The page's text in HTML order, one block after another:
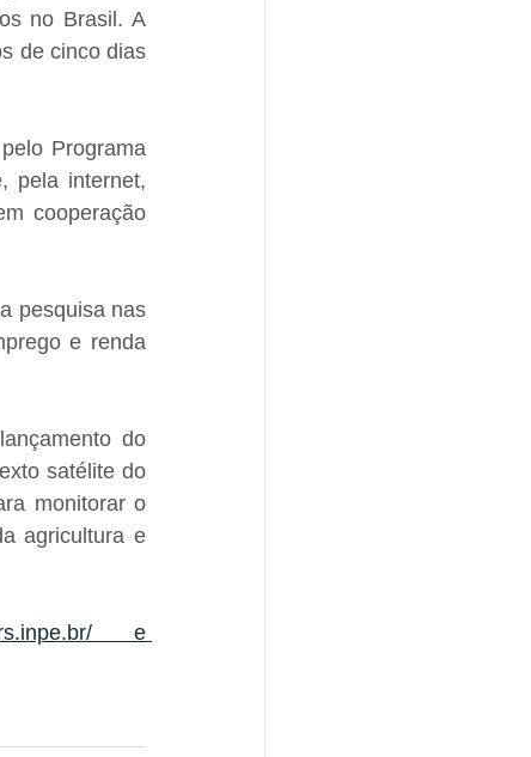
no Brasil. A
de cinco dias
Programa
pela internet,
cooperação
pesquisa nas
e renda
do
satélite do
monitorar o
agricultura e
e